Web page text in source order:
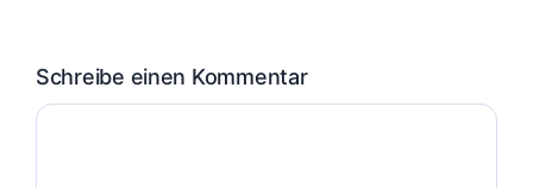
Schreibe einen Kommentar
Kommentar